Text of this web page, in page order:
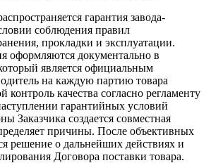
гарантия завода-
соблюдения правил
прокладки и эксплуатации.
оформляются документально в
является официальным
на каждую партию товара
контроль качества согласно регламенту
гарантийных условий
Заказчика создается совместная
причины. После объективных
решение о дальнейших действиях и
Договора поставки товара.